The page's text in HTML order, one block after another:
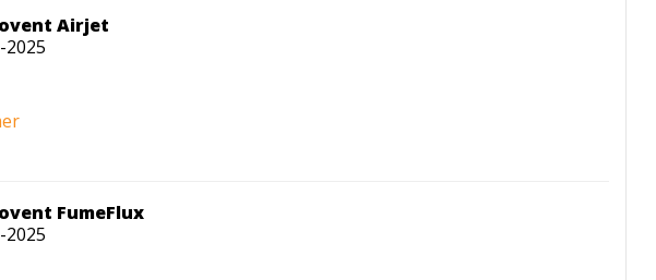
Airjet
2025
FumeFlux
2025